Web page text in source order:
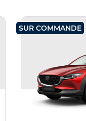
SUR COMMANDE